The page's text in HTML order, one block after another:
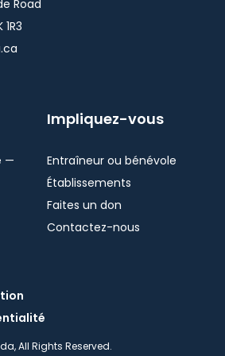
Road
—
Impliquez-vous
Entraîneur ou bénévole
Établissements
Faites un don
Contactez-nous
All Rights Reserved.